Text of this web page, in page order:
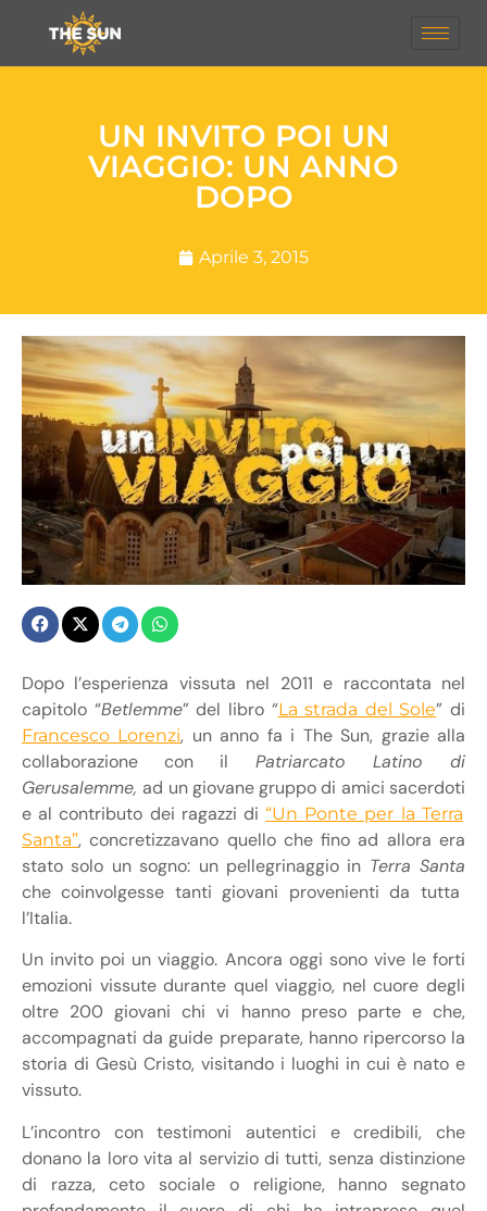
UN INVITO POI UN
VIAGGIO: UN ANNO
DOPO
Aprile 3, 2015
Dopo l’esperienza vissuta nel 2011 e raccontata nel
capitolo “Betlemme” del libro “La strada del Sole” di
Francesco Lorenzi, un anno fa i The Sun, grazie alla
collaborazione con il Patriarcato Latino di
Gerusalemme,ad un giovane gruppo di amici sacerdoti
e al contributo dei ragazzi di “Un Ponte per la Terra
Santa”, concretizzavano quello che fino ad allora era
stato solo un sogno: un pellegrinaggio in Terra Santa
che coinvolgesse tanti giovani provenienti da tutta
l’Italia.
Un invito poi un viaggio. Ancora oggi sono vive le forti
emozioni vissute durante quel viaggio, nel cuore degli
oltre 200 giovani chi vi hanno preso parte e che,
accompagnati da guide preparate, hanno ripercorso la
storia di Gesù Cristo, visitando i luoghi in cui è nato e
vissuto.
L’incontro con testimoni autentici e credibili, che
donano la loro vita al servizio di tutti, senza distinzione
di razza, ceto sociale o religione, hanno segnato